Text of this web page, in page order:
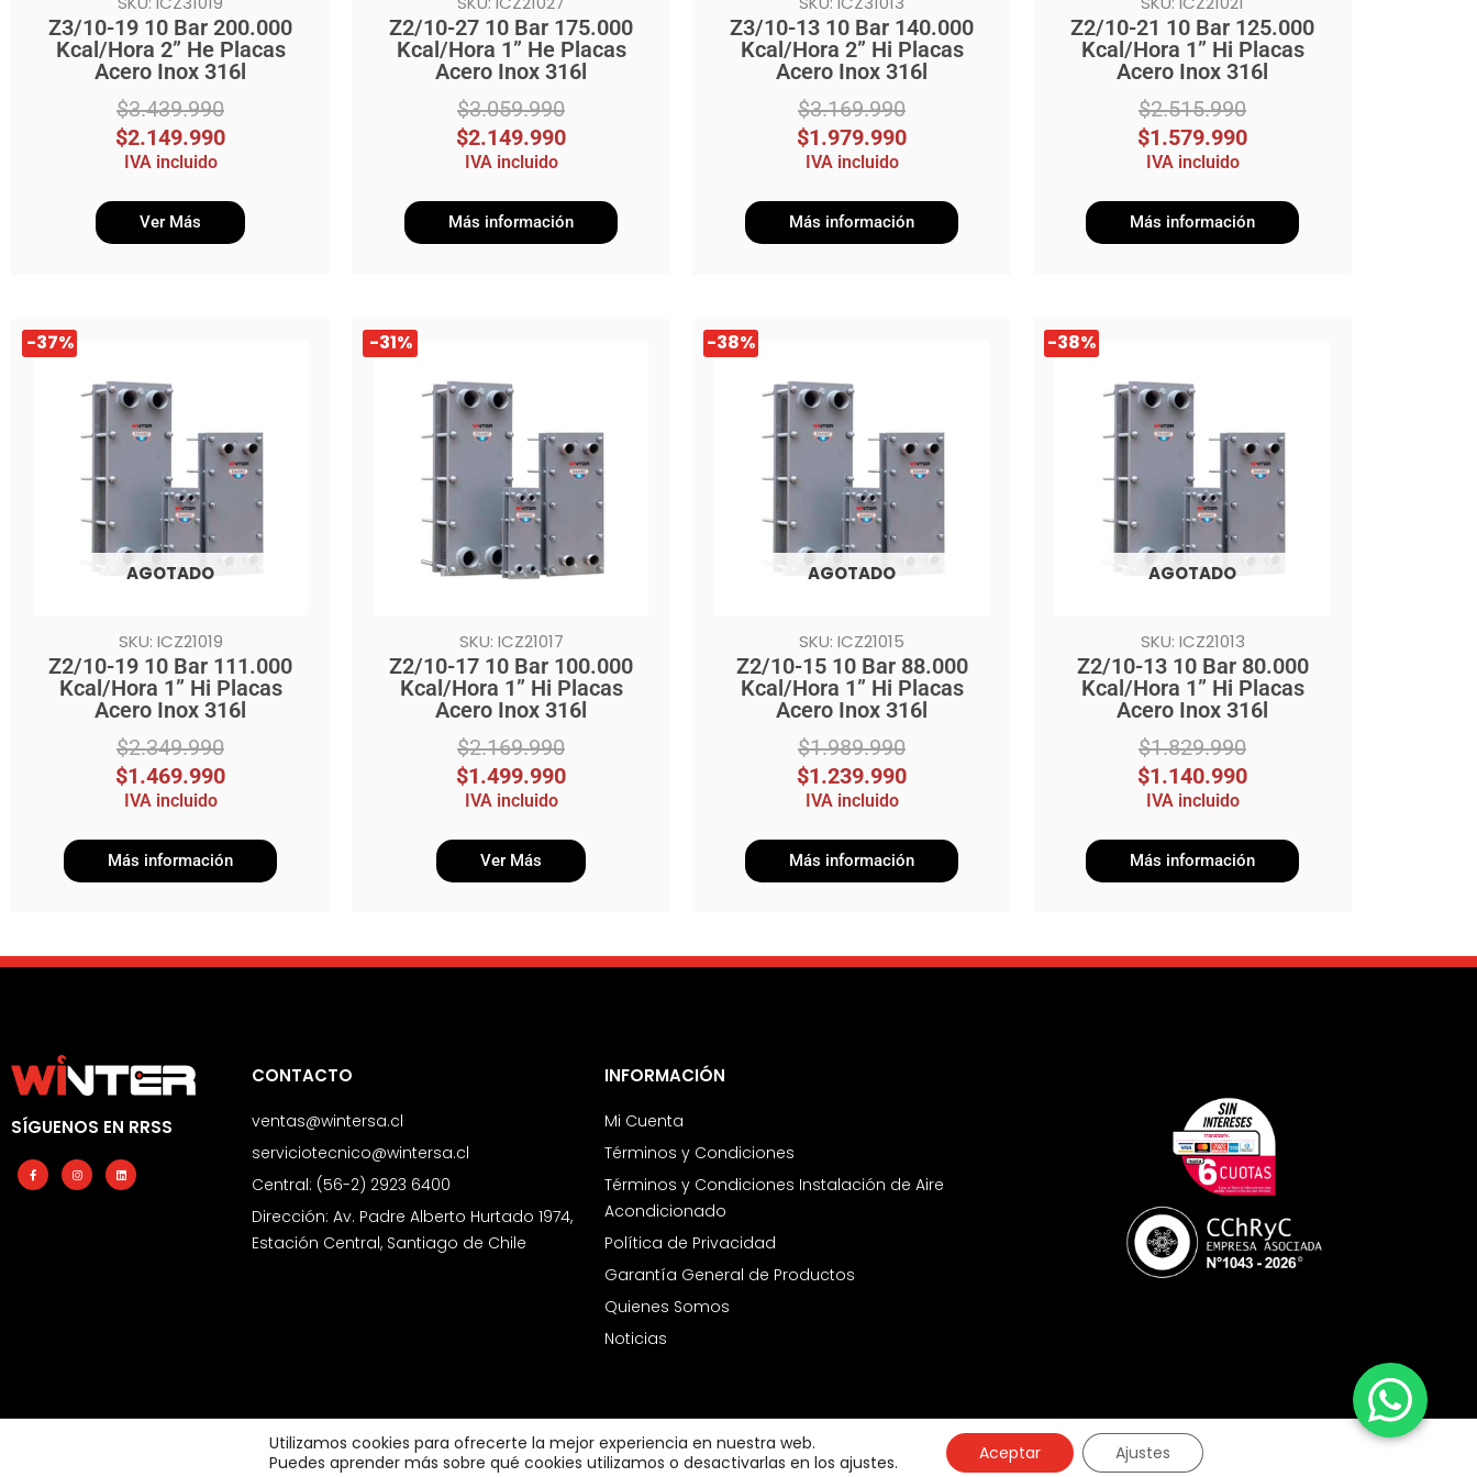
Z3/10-19 10 Bar 200.000
Kcal/Hora 2” He Placas
Acero Inox 316l
$3.439.990
$2.149.990
IVA incluido
Ver Más
Z2/10-27 10 Bar 175.000
Kcal/Hora 1” He Placas
Acero Inox 316l
$3.059.990
$2.149.990
IVA incluido
Más información
Z3/10-13 10 Bar 140.000
Kcal/Hora 2” Hi Placas
Acero Inox 316l
$3.169.990
$1.979.990
IVA incluido
Más información
Z2/10-21 10 Bar 125.000
Kcal/Hora 1” Hi Placas
Acero Inox 316l
$2.515.990
$1.579.990
IVA incluido
Más información
-37%
AGOTADO
SKU: ICZ21019
Z2/10-19 10 Bar 111.000
Kcal/Hora 1” Hi Placas
Acero Inox 316l
$2.349.990
El
precio
original
$2.349.990.
$1.469.990
El
precio
actual
$1.469.990.
IVA incluido
Más información
-31%
SKU: ICZ21017
Z2/10-17 10 Bar 100.000
Kcal/Hora 1” Hi Placas
Acero Inox 316l
$2.169.990
El
precio
original
$2.169.990.
$1.499.990
El
precio
actual
$1.499.990.
IVA incluido
Ver Más
-38%
AGOTADO
SKU: ICZ21015
Z2/10-15 10 Bar 88.000
Kcal/Hora 1” Hi Placas
Acero Inox 316l
$1.989.990
El
precio
original
$1.989.990.
$1.239.990
El
precio
actual
$1.239.990.
IVA incluido
Más información
-38%
AGOTADO
SKU: ICZ21013
Z2/10-13 10 Bar 80.000
Kcal/Hora 1” Hi Placas
Acero Inox 316l
$1.829.990
El
precio
original
$1.829.990.
$1.140.990
El
precio
actual
$1.140.990.
IVA incluido
Más información
SÍGUENOS EN RRSS
Facebook-
f
InstagramLinkedin
CONTACTO
ventas@wintersa.cl
serviciotecnico@wintersa.cl
Central: (56-2) 2923 6400
Dirección: Av. Padre Alberto Hurtado 1974,
Estación Central, Santiago de Chile
INFORMACIÓN
Mi Cuenta
Términos y Condiciones
Términos y Condiciones Instalación de Aire
Acondicionado
Política de Privacidad
Garantía General de Productos
Quienes Somos
Noticias
Copyright 2026 © All rights Reserved. Design by crisdesigns.com
Utilizamos cookies para ofrecerte la mejor experiencia en nuestra web.
Puedes aprender más sobre qué cookies utilizamos o desactivarlas en los ajustes.
Aceptar Ajustes